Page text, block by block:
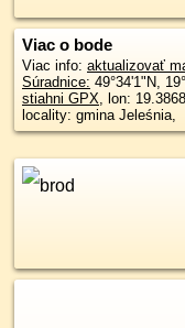
Viac o bode
Viac info: aktualizovať
Súradnice: 49°34'1"N,
stiahni GPX, lon:
locality: gmina Jeleśnia,